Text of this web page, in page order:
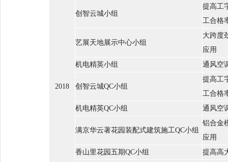
2018
创智云城小组
提高工
工合格
艺展天地展示中心小组
大跨度
应用
机电精英小组
通风空
创智云城QC小组
提高工
工合格
机电精英QC小组
通风空
满京华云著花园装配式建筑施工QC小组
铝合金
应用
香山里花园五期QC小组
提高高